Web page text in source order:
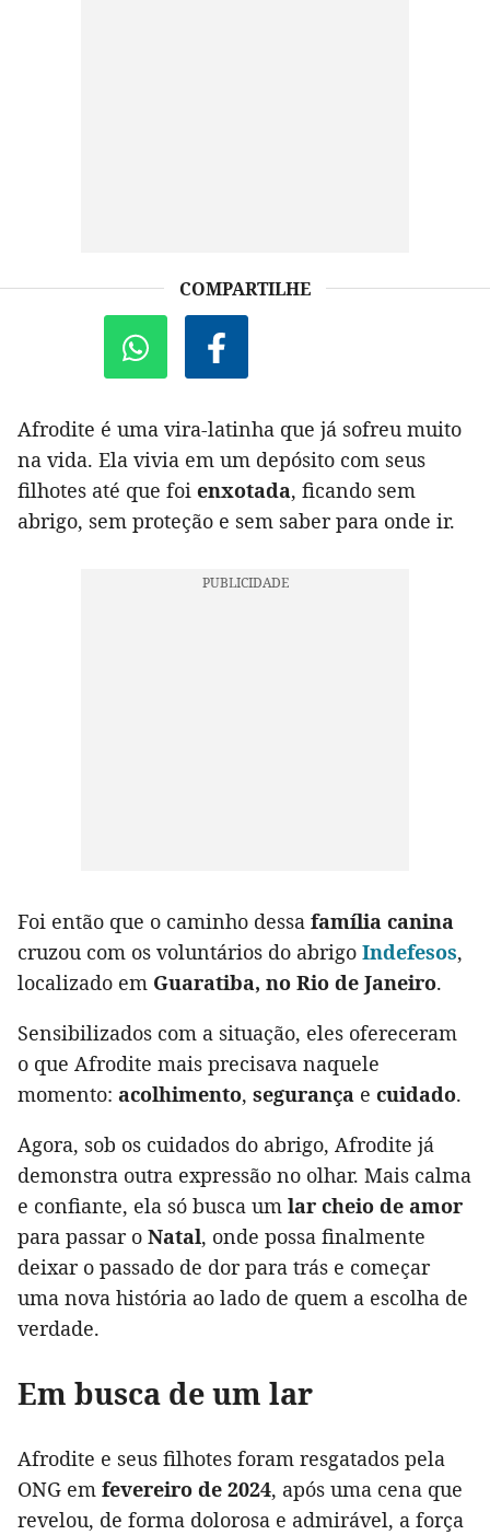
COMPARTILHE
Afrodite é uma vira-latinha que já sofreu muito
na vida. Ela vivia em um depósito com seus
filhotes até que foi enxotada, ficando sem
abrigo, sem proteção e sem saber para onde ir.
Foi então que o caminho dessa família canina
cruzou com os voluntários do abrigo Indefesos,
localizado em Guaratiba, no Rio de Janeiro.
Sensibilizados com a situação, eles ofereceram
o que Afrodite mais precisava naquele
momento: acolhimento, segurança e cuidado.
Agora, sob os cuidados do abrigo, Afrodite já
demonstra outra expressão no olhar. Mais calma
e confiante, ela só busca um lar cheio de amor
para passar o Natal, onde possa finalmente
deixar o passado de dor para trás e começar
uma nova história ao lado de quem a escolha de
verdade.
Em busca de um lar
Afrodite e seus filhotes foram resgatados pela
ONG em fevereiro de 2024, após uma cena que
revelou, de forma dolorosa e admirável, a força